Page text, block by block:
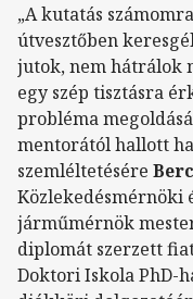
„A kutatás
útvesztőben
jutok, nem hátrálok
egy szép tisztásra
probléma
mentorától hallott
szemléltetésére
Közlekedésmérnöki
járműmérnök
diplomát szerzett
Doktori Iskola PhD-